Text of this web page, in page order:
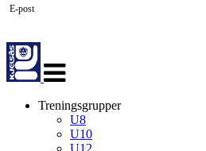
navigasjon
Treningsgrupper
U8
U10
U12
E-post